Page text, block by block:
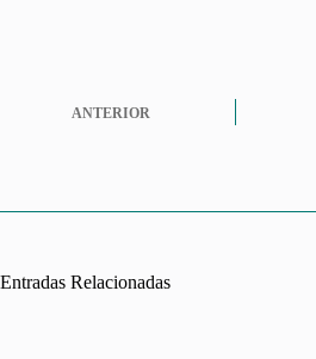
ANTERIOR
Entradas Relacionadas